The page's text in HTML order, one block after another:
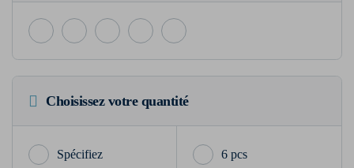
Choisissez votre quantité
6 pcs